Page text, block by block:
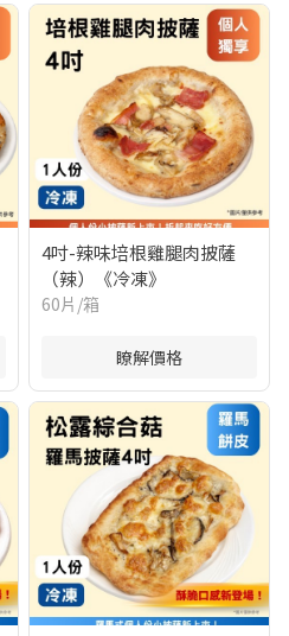
4吋-辣味培根雞腿肉披薩
（辣）《冷凍》
60片/箱
瞭解價格